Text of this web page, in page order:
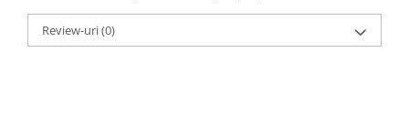
Review-uri(0)